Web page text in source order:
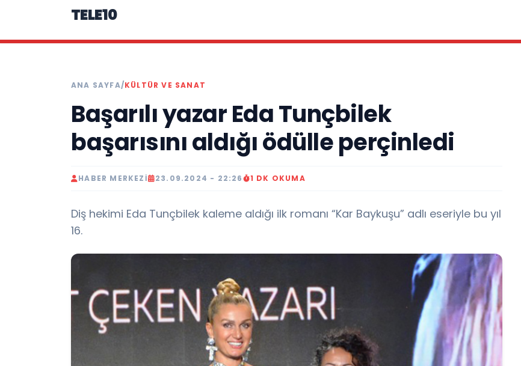
TELE10
ANA SAYFA/KÜLTÜR VE SANAT
Başarılı yazar Eda Tunçbilek
başarısını aldığı ödülle perçinledi
HABER MERKEZI 23.09.2024 - 22:26 1 DK OKUMA
Diş hekimi Eda Tunçbilek kaleme aldığı ilk romanı “Kar Baykuşu” adlı eseriyle bu yıl
16.